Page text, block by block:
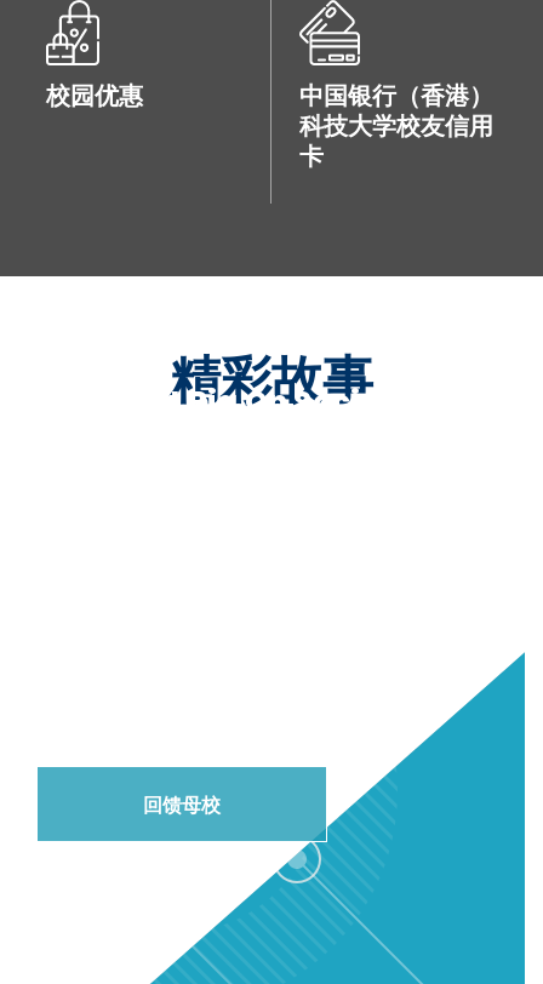
校园优惠
中国银行（香港）
科技大学校友信用
卡
精彩故事
Making It Big On Social Media
回馈母校